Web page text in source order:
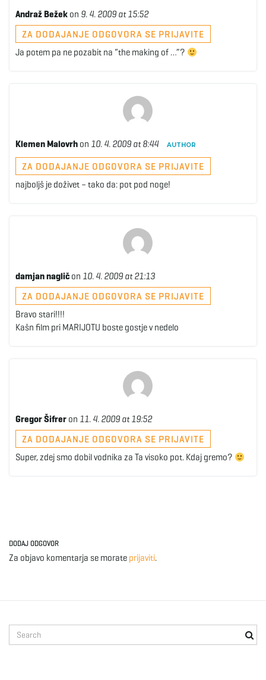
Andraž Bežek on 9. 4. 2009 at 15:52
ZA DODAJANJE ODGOVORA SE PRIJAVITE
Ja potem pa ne pozabit na “the making of …”?
Klemen Malovrh on 10. 4. 2009 at 8:44 AUTHOR
ZA DODAJANJE ODGOVORA SE PRIJAVITE
najboljš je doživet – tako da: pot pod noge!
damjan naglič on 10. 4. 2009 at 21:13
ZA DODAJANJE ODGOVORA SE PRIJAVITE
Bravo stari!!!!
Kašn film pri MARIJOTU boste gostje v nedelo
Gregor Šifrer on 11. 4. 2009 at 19:52
ZA DODAJANJE ODGOVORA SE PRIJAVITE
Super, zdej smo dobil vodnika za Ta visoko pot. Kdaj gremo?
DODAJ ODGOVOR
Za objavo komentarja se morate prijaviti.
e